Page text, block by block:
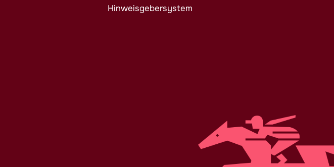
Hinweisgebersystem